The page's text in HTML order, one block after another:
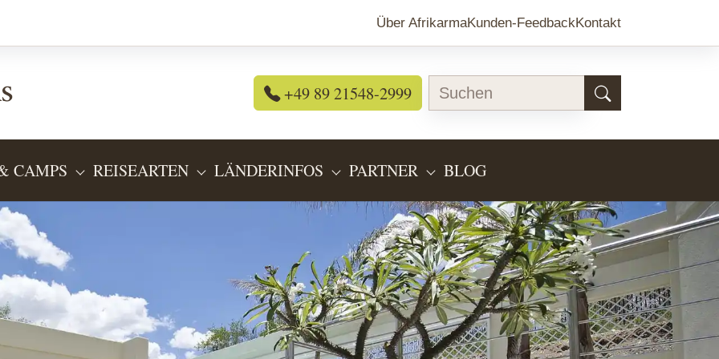
Über AfrikarmaKunden-FeedbackKontakt
+49 89 21548-2999
"REISEANGEBOTE"
CAMPS SUBMENU FOR "LODGES & CAMPS"
REISEARTEN SUBMENU FOR "REISEARTEN"
LÄNDERINFOS SUBMENU FOR "LÄNDERINFOS"
PARTNER SUBMENU FOR "PARTNER"
BLOG